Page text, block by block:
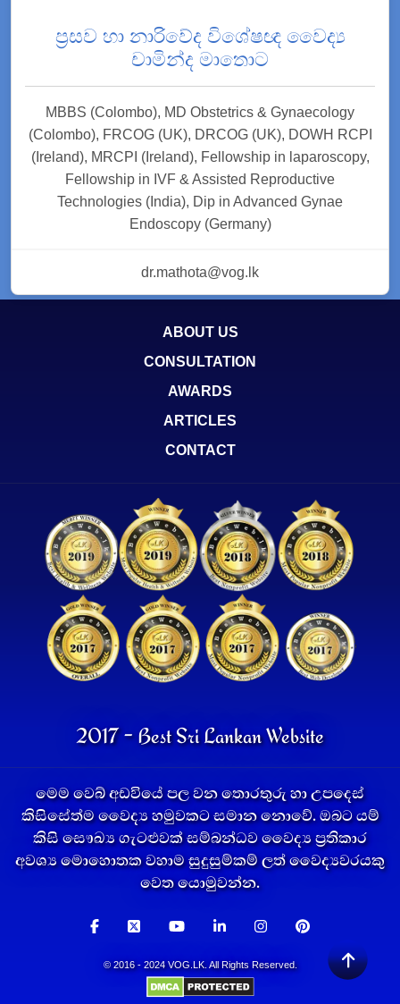
ප්‍රසව හා නාරිවේද විශේෂඥ වෛද්‍ය
චාමින්ද මාතොට
MBBS (Colombo), MD Obstetrics & Gynaecology
(Colombo), FRCOG (UK), DRCOG (UK), DOWH RCPI
(Ireland), MRCPI (Ireland), Fellowship in laparoscopy,
Fellowship in IVF & Assisted Reproductive
Technologies (India), Dip in Advanced Gynae
Endoscopy (Germany)
dr.mathota@vog.lk
ABOUT US
CONSULTATION
AWARDS
ARTICLES
CONTACT
2017 - Best Sri Lankan Website
මෙම වෙබ් අඩවියේ පල වන තොරතුරු හා උපදෙස්
කිසිසේත්ම වෛද්‍ය හමුවකට සමාන නොවේ. ඔබට යම්
කිසි සෞඛ්‍ය ගැටළුවක් සම්බන්ධව වෛද්‍ය ප්‍රතිකාර
අවශ්‍ය මොහොතක වහාම සුදුසුම්කම් ලත් වෛද්‍යවරයකු
වෙත යොමුවන්න.
© 2016 - 2024 VOG.LK. All Rights Reserved.